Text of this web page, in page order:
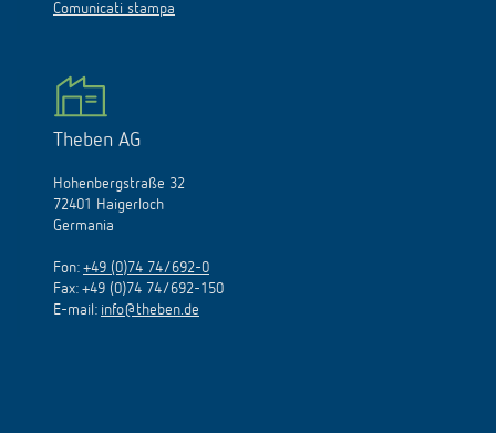
Comunicati stampa
Theben AG
Hohenbergstraße 32
72401 Haigerloch
Germania
Fon: +49 (0)74 74/692-0
Fax: +49 (0)74 74/692-150
E-mail: info@theben.de